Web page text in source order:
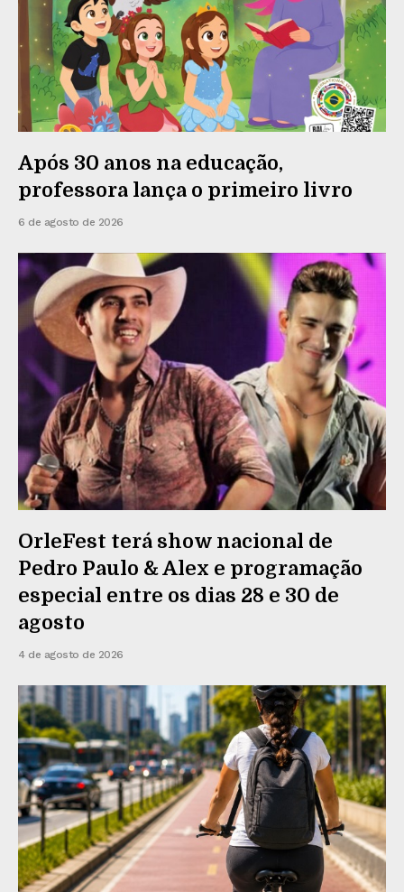
Após 30 anos na educação,
professora lança o primeiro livro
6 de agosto de 2026
OrleFest terá show nacional de
Pedro Paulo & Alex e programação
especial entre os dias 28 e 30 de
agosto
4 de agosto de 2026